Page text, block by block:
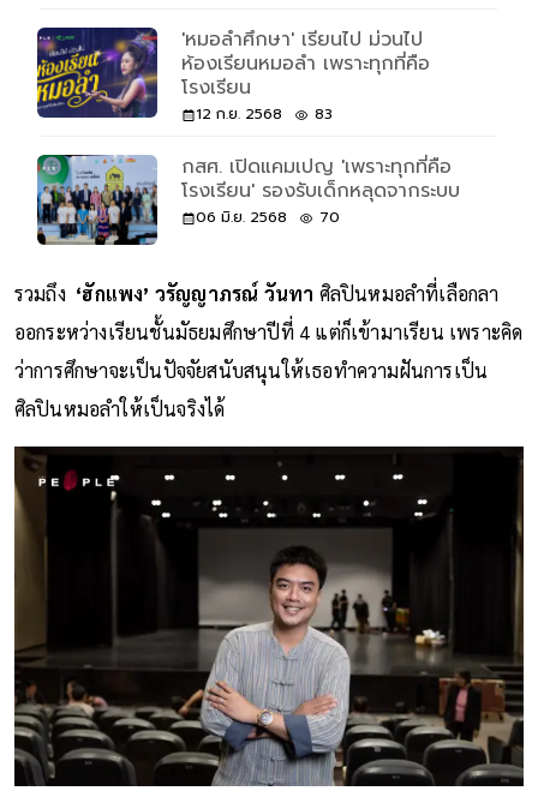
'หมอลำศึกษา' เรียนไป ม่วนไป
ห้องเรียนหมอลำ เพราะทุกที่คือ
โรงเรียน
12 ก.ย. 2568 83
กสศ. เปิดแคมเปญ 'เพราะทุกที่คือ
โรงเรียน' รองรับเด็กหลุดจากระบบ
06 มิ.ย. 2568 70
รวมถึง ‘ฮักแพง’ วรัญญาภรณ์ วันทา ศิลปินหมอลำที่เลือกลา
ออกระหว่างเรียนชั้นมัธยมศึกษาปีที่ 4 แต่ก็เข้ามาเรียน เพราะคิด
ว่าการศึกษาจะเป็นปัจจัยสนับสนุนให้เธอทำความฝันการเป็น
ศิลปินหมอลำให้เป็นจริงได้